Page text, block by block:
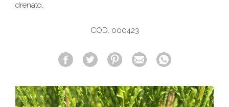
drenato.
COD. 000423